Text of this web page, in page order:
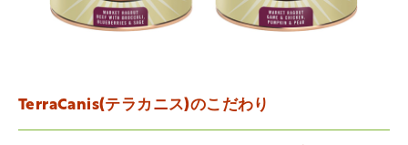
TerraCanis(テラカニス)のこだわり